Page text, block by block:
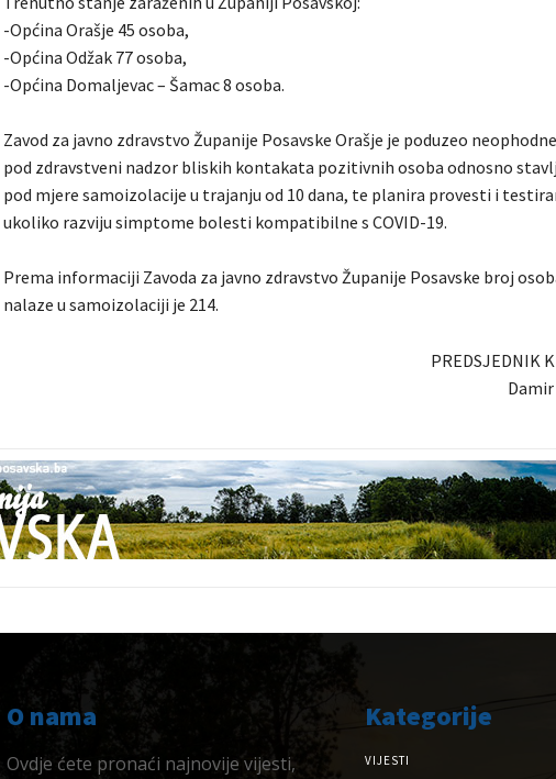
-Općina Orašje 45 osoba,
-Općina Odžak 77 osoba,
-Općina Domaljevac – Šamac 8 osoba.
Zavod za javno zdravstvo Županije Posavske Orašje je poduzeo
pod zdravstveni nadzor bliskih kontakata pozitivnih osoba odnosno
pod mjere samoizolacije u trajanju od 10 dana, te planira provesti i
ukoliko razviju simptome bolesti kompatibilne s COVID-19.
Prema informaciji Zavoda za javno zdravstvo Županije Posavske broj
nalaze u samoizolaciji je 214.
PREDSJEDNIK
O nama
Ovdje ćete pronaći najnovije vijesti,
Kategorije
VIJESTI